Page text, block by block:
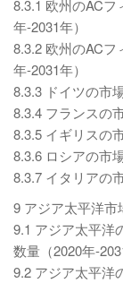
8.3.1 欧州のAC
年-2031年）
8.3.2 欧州のAC
年-2031年）
8.3.3 ドイツの市
8.3.4 フランスの
8.3.5 イギリスの
8.3.6 ロシアの市
8.3.7 イタリアの
9 アジア太平洋市
9.1 アジア太平洋
数量（2020年-
9.2 アジア太平洋